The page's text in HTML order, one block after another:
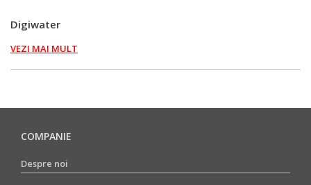
Digiwater
VEZI MAI MULT
COMPANIE
Despre noi